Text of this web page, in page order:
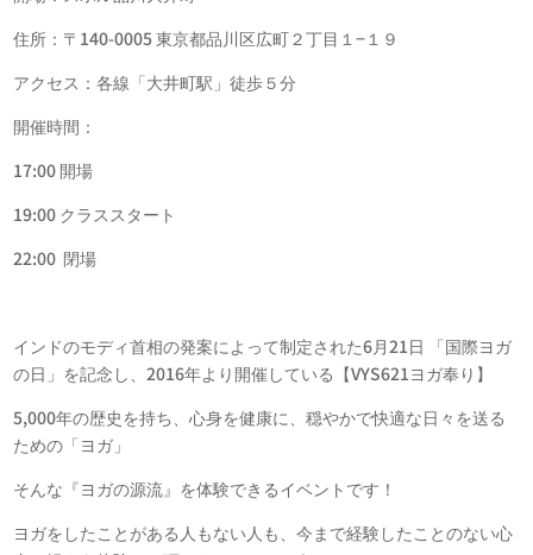
住所：〒140-0005 東京都品川区広町２丁目１−１９
アクセス：各線「大井町駅」徒歩５分
開催時間：
17:00 開場
19:00 クラススタート
22:00 閉場
インドのモディ首相の発案によって制定された6月21日 「国際ヨガ
の日」を記念し、2016年より開催している【VYS621ヨガ奉り】
5,000年の歴史を持ち、心身を健康に、穏やかで快適な日々を送る
ための「ヨガ」
そんな『ヨガの源流』を体験できるイベントです！
ヨガをしたことがある人もない人も、今まで経験したことのない心